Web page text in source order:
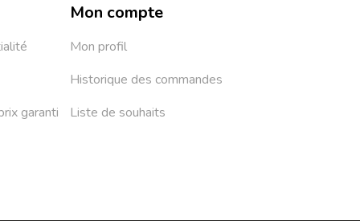
garanti
Mon compte
Mon profil
Historique des commandes
Liste de souhaits